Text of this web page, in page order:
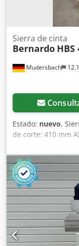
Mudersbach
Sierra de cinta
Bernardo HBS
Estado: nuevo,
de corte: 410 mm
la hoja de sierra:
Anchuras de hoja
corte: 420 / 840 m/
de la mesa: 450 x
Inclinación de la
sistema de
salida del motor:
entrada del motor:
Dimensiones de la
altura): 875 x 740 x